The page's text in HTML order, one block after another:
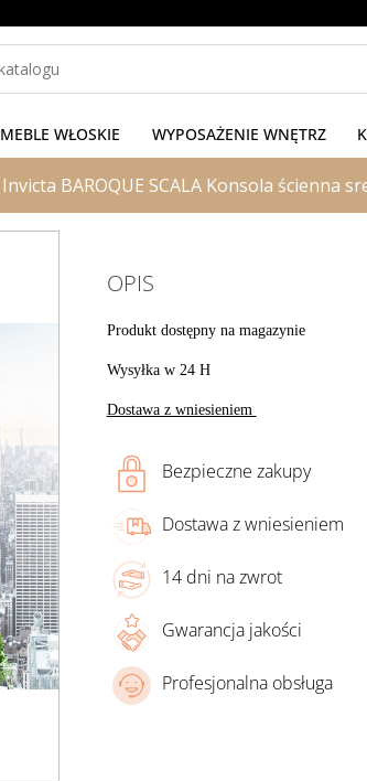
MEBLE WŁOSKIE WYPOSAŻENIE WNĘTRZ
Invicta BAROQUE SCALA Konsola ścienna
OPIS
Produkt dostępny na magazynie
Wysyłka w 24 H
Dostawa z wniesieniem
Bezpieczne zakupy
Dostawa z wniesieniem
14 dni na zwrot
Gwarancja jakości
Profesjonalna obsługa